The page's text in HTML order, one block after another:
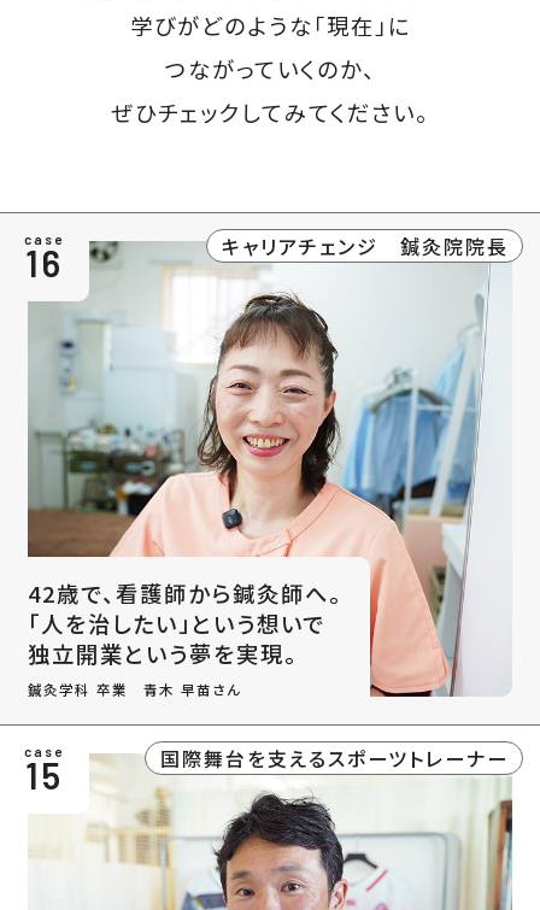
学びがどのような「現在」に
つながっていくのか、
ぜひチェックしてみてください。
case
16 キャリアチェンジ 鍼灸院院長
42歳で、看護師から鍼灸師へ。
「人を治したい」という想いで
独立開業という夢を実現。
鍼灸学科 卒業 青木 早苗さん
case
15 国際舞台を支えるスポーツトレーナー